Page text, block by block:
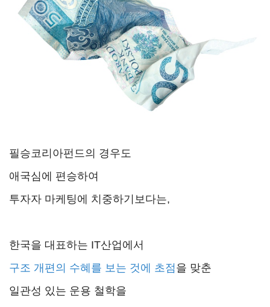
필승코리아펀드의 경우도
애국심에 편승하여
투자자 마케팅에 치중하기보다는,
한국을 대표하는 IT산업에서
구조 개편의 수혜를 보는 것에 초점을 맞춘
일관성 있는 운용 철학을